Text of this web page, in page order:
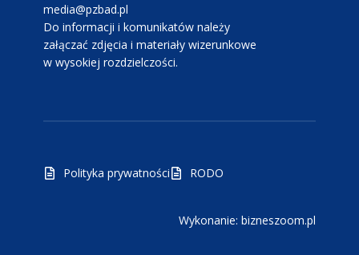
media@pzbad.pl
Do informacji i komunikatów należy
załączać zdjęcia i materiały wizerunkowe
w wysokiej rozdzielczości.
Polityka prywatności RODO
Wykonanie: bizneszoom.pl